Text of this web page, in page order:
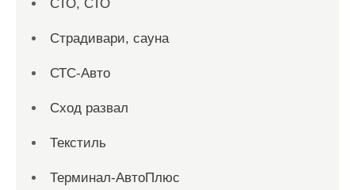
СТО, СТО
Страдивари, сауна
СТС-Авто
Сход развал
Текстиль
Терминал-АвтоПлюс